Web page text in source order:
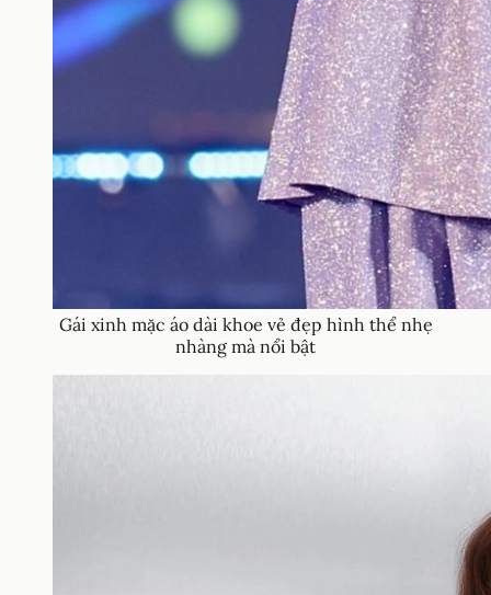
Gái xinh mặc áo dài khoe vẻ đẹp hình thể nhẹ
nhàng mà nổi bật